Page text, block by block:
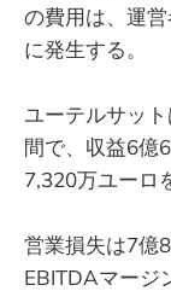
の費用は、運
に発生する。
ユーテルサッ
間で、収益6億
7,320万ユーロ
営業損失は7億
EBITDAマージ